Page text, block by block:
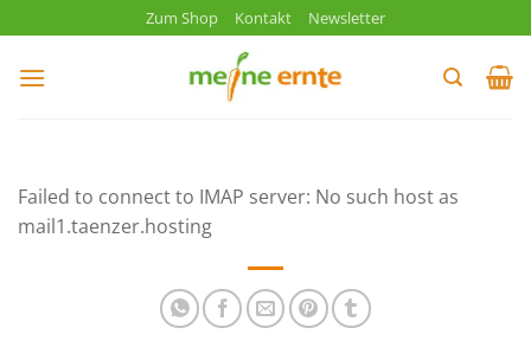
Inhalt
springen
Zum Shop Kontakt Newsletter
Failed to connect to IMAP server: No such host as
mail1.taenzer.hosting